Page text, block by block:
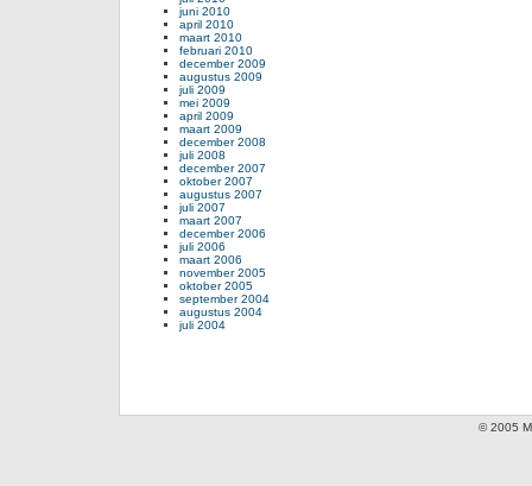
juni 2010
april 2010
maart 2010
februari 2010
december 2009
augustus 2009
juli 2009
mei 2009
april 2009
maart 2009
december 2008
juli 2008
december 2007
oktober 2007
augustus 2007
juli 2007
maart 2007
december 2006
juli 2006
maart 2006
november 2005
oktober 2005
september 2004
augustus 2004
juli 2004
© 2005